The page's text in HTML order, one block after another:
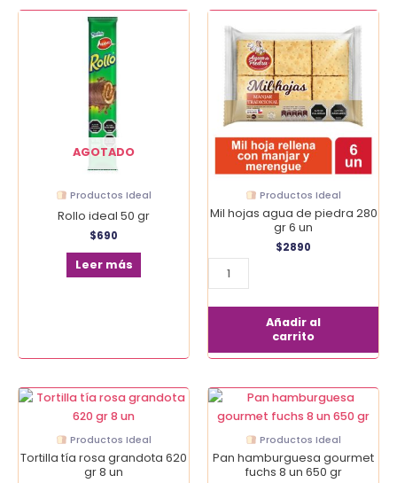
AGOTADO
Productos Ideal
Rollo ideal 50 gr
$690
Leer más
Productos Ideal
Mil hojas agua de piedra 280
gr 6 un
$2890
hojas
agua
piedra
280
Añadir al
carrito
Productos Ideal
Tortilla tía rosa grandota 620
gr 8 un
Tortilla
grandota
Productos Ideal
Pan hamburguesa gourmet
fuchs 8 un 650 gr
Pan
hamburguesa
gourmet
fuchs